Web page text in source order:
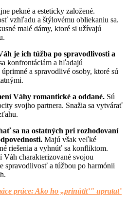
pekné a esteticky založené.
vzhľadu a štýlovému obliekaniu sa.
malé dámy, ktoré si užívajú
je ich túžba po spravodlivosti a
konfrontáciám a hľadajú
a spravodlivé osoby, ktoré sú
Váhy romantické a oddané. Sú
svojho partnera. Snažia sa vytvárať
sa na ostatných pri rozhodovaní
Majú však veľké
riešenia a vyhnúť sa konfliktom.
charakterizované svojou
spravodlivosť a túžbou po harmónii
práce: Ako ho „prinútiť" upratať